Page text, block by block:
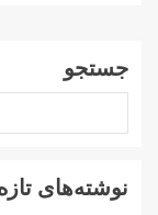
جستجو
نوشته‌های